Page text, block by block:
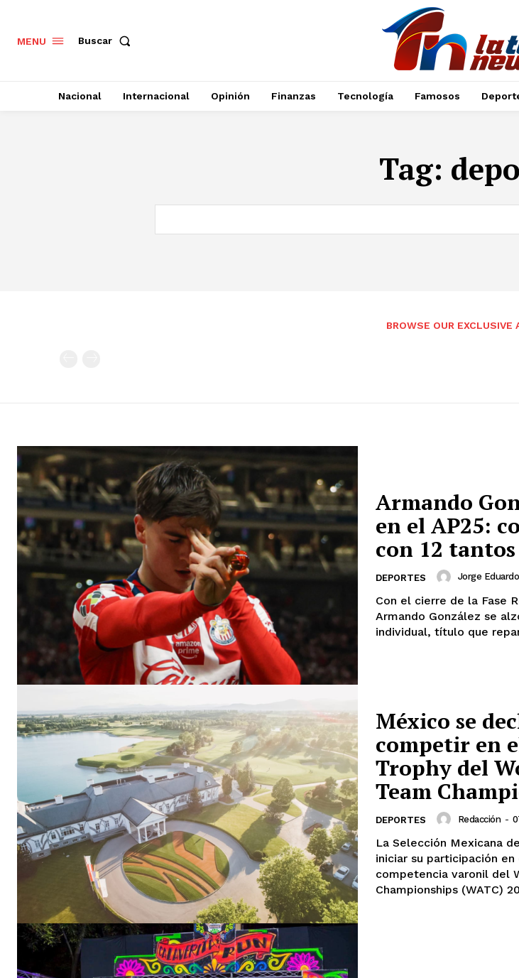
El Suplemento
MENU Buscar
Nacional Internacional Opinión Finanzas Tecnología Famosos
Tag:
BROWSE OUR EXCLUSIVE
Armando
en el AP25:
con 12 tantos
DEPORTES Jorge
Con el cierre de la Fase
Armando González se
individual, título que
México se
competir en
Trophy del
Team
DEPORTES Redacción -
La Selección Mexicana
iniciar su participación
competencia varonil del
Championships (WATC)